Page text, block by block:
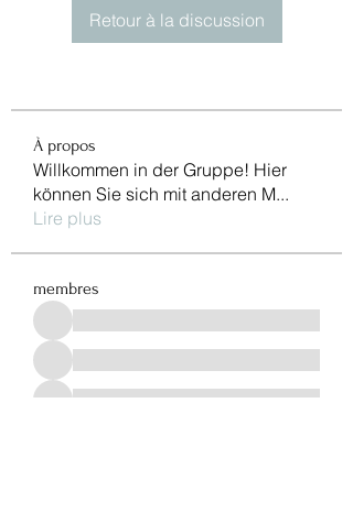
Retour à la discussion
À propos
Willkommen in der Gruppe! Hier
können Sie sich mit anderen M...
Lire plus
membres